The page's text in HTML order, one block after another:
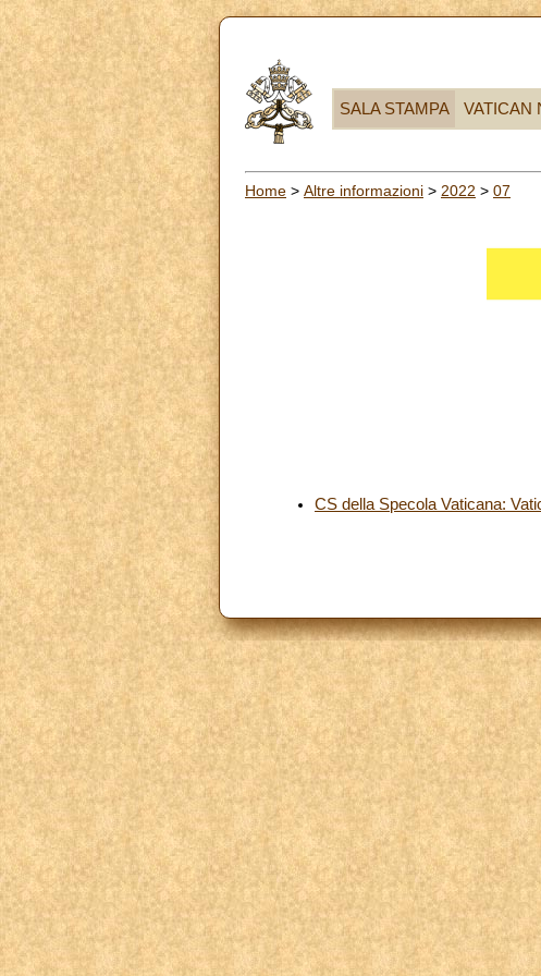
SALA STAMPA VATICAN
Home > Altre informazioni > 2022 > 07
CS della Specola Vaticana: